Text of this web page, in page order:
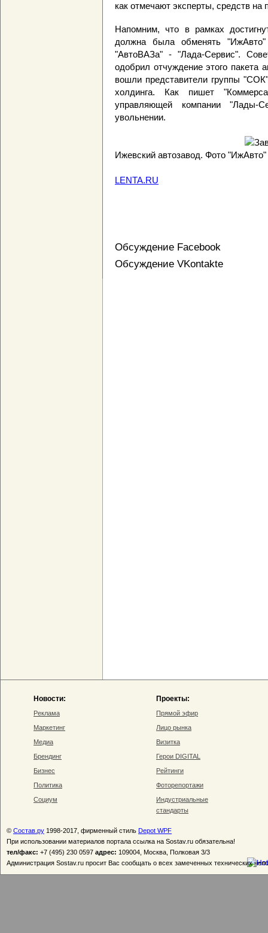
как отмечают эксперты, средств на
Напомним, что в рамках
должна была обменять
"АвтоВАЗа" - "Лада-Сервис".
одобрил отчуждение этого
вошли представители группы
холдинга. Как пишет
управляющей компании "Лады-
увольнении.
Ижевский автозавод. Фото "ИжАвто"
LENTA.RU
Обсуждение Facebook
Обсуждение VKontakte
Новости:
Реклама
Маркетинг
Медиа
Брендинг
Бизнес
Политика
Социум
Проекты:
Прямой эфир
Лицо рынка
Визитка
Герои DIGITAL
Рейтинги
Фоторепортажи
Индустриальные
стандарты
© Состав.ру 1998-2017, фирменный стиль Depot WPF
При использовании материалов портала ссылка на Sostav.ru обязательна!
тел/факс: +7 (495) 230 0597 адрес: 109004, Москва, Полковая 3/3
Администрация Sostav.ru просит Вас сообщать о всех замеченных технических